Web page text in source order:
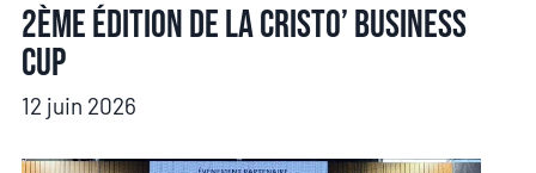
2ème édition de la Cristo’ Business
Cup
12 juin 2026